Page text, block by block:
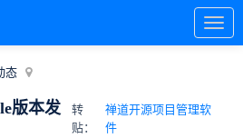
态
版本发
转
贴：
禅道开源项目管理软
件